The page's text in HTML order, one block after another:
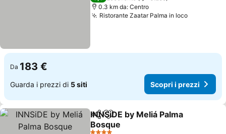
0.3 km da: Centro
Ristorante Zaatar Palma in locoScopri i
Da 183 €
Guarda i prezzi di 5 siti Scopri i prezzi
CondividiAggiungi ai preferiti
INNSiDE by Meliá Palma
Bosque